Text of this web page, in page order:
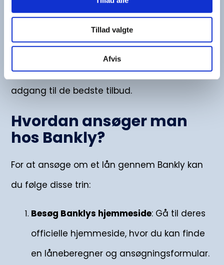
Tillad valgte
Afvis
Samlet set er Bankly en god løsning for dem,
der ønsker en hurtig og nem måde at
sammenligne lån på, men det kræver, at
brugeren har en god kreditvurdering for at få
adgang til de bedste tilbud.
Hvordan ansøger man
hos Bankly?
For at ansøge om et lån gennem Bankly kan
du følge disse trin:
Besøg Banklys hjemmeside: Gå til deres
officielle hjemmeside, hvor du kan finde
en låneberegner og ansøgningsformular.